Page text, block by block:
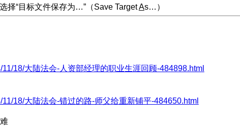
择“目标文件保存为…”（Save TargetAs…）
18/大陆法会-人资部经理的职业生涯回顾-484898.html
18/大陆法会-错过的路-师父给重新铺平-484650.html